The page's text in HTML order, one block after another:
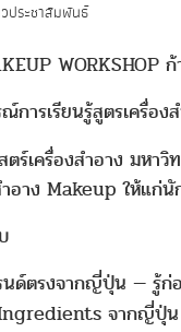
ประชาสัมพันธ์
WORKSHOP
การเรียนรู้สูตรเครื่อ
ตร์เครื่องสำอาง มหา
อาง Makeup ให้แก่นั
นด์ตรงจากญี่ปุ่น — รู้ก่
จากญี่ปุ่น